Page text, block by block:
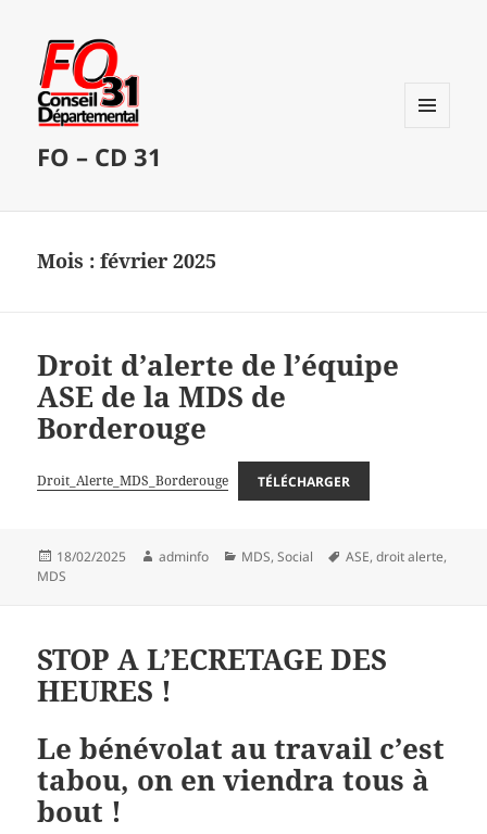
FO – CD 31
Mois :février 2025
Droit d’alerte de l’équipe
ASE de la MDS de
Borderouge
Droit_Alerte_MDS_Borderouge TÉLÉCHARGER
Publié
le
18/02/2025 Auteur
adminfo Catégories
MDS,Social
Mots-
ASE,droit alerte,
MDS
STOP A L’ECRETAGE DES
HEURES !
Lebénévolat autravail c’est
tabou, on en viendra tous à
bout !